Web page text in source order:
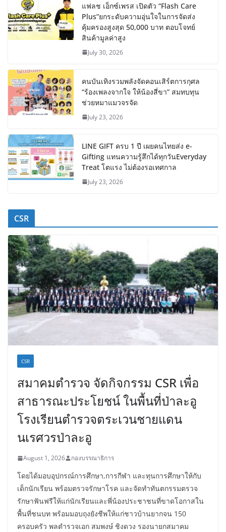
แฟลช เอ็กซ์เพรส เปิดตัว “Flash Care
Plus”ยกระดับความอุ่นใจในการจัดส่ง
คุ้มครองสูงสุด 50,000 บาท ตอบโจทย์
สินค้ามูลค่าสูง
July 30, 2026
คนบันเทิงรวมพลังจัดคอนเสิร์ตการกุศล
“ร้องเพลงจากใจ ให้น้องสี่ขา” สมทบทุน
ช่วยหมาแมวจรจัด
July 23, 2026
LINE GIFT ครบ 1 ปี เผยคนไทยส่ง e-
Gifting แทนความรู้สึกได้ทุกวันEveryday
Treat โตแรง ไม่ต้องรอเทศกาล
July 23, 2026
CSR
CSR
สมาคมตำรวจ จัดกิจกรรม CSR เพื่อ
สาธารณะประโยชน์ ในพื้นที่ป่าละอู
โรงเรียนตำรวจตระเวนชายแดน
นเรศวรป่าละอู
August 1, 2026 กองบรรณาธิการ
โดยได้มอบอุปกรณ์การศึกษา,การกีฬา และทุนการศึกษาให้กับ
เด็กนักเรียน พร้อมตรวจรักษาโรค และจัดทำทันตกรรมตรวจ
รักษาฟันฟรีให้แก่นักเรียนและพี่น้องประชาชนที่ขาดโอกาสใน
พื้นที่ชนบท พร้อมมอบถุงยังชีพให้แก่ชาวบ้านยากจน 150
ครอบครัว พลตำรวจเอก สมพงษ์ ชิงดวง รองนายกสมาคม